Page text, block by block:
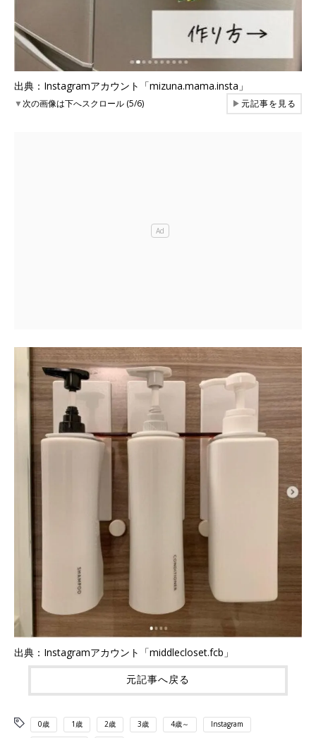
出典：Instagramアカウント「mizuna.mama.insta」
▼次の画像は下へスクロール (5/6) ▶元記事を見る
出典：Instagramアカウント「middlecloset.fcb」
元記事へ戻る
0歳 1歳 2歳 3歳 4歳～ Instagram